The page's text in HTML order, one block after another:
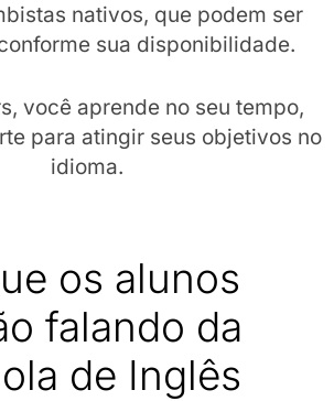
nativos, que podem ser
sua disponibilidade.
você aprende no seu tempo,
para atingir seus objetivos no
idioma.
os alunos
falando da
de Inglês